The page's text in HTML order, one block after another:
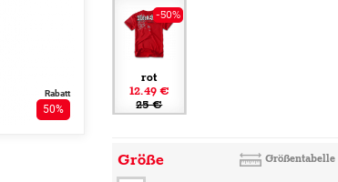
Rabatt
50%
-50%
rot
12.49 €
25 €
Größe Größentabelle